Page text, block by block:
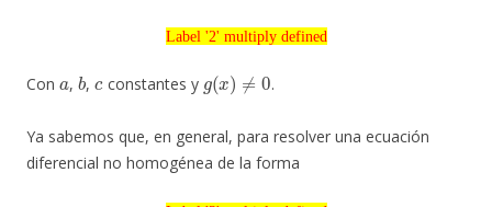
Label '2' multiply defined
Con ,
b
, constantes y
( ) 0
.
Ya sabemos que, en general, para resolver una ecuación
diferencial no homogénea de la forma